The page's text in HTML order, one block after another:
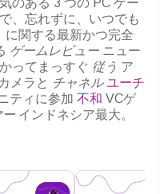
のある 3 つの PC ゲー
、忘れずに、いつでも
に関する最新かつ完全
ゲームレビューニュー
ってまっすぐ 従う ア
メラと チャネル ユーチ
ティに参加 不和 VCゲ
ーインドネシア最大。